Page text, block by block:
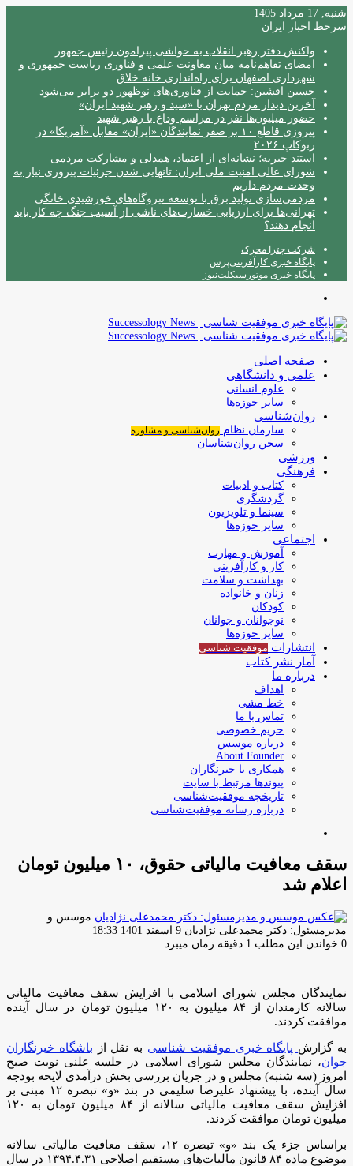
شنبه, 17 مرداد 1405
سرخط اخبار ایران
واکنش دفتر رهبر انقلاب به حواشی پیرامون رئیس جمهور
امضای تفاهم‌نامه میان معاونت علمی و فناوری ریاست جمهوری و
شهرداری اصفهان برای راه‌اندازی خانه خلاق
حسین افشین: حمایت از فناوری‌های نوظهور دو برابر می‌شود
آخرین دیدار مردم تهران با «سید و رهبر شهید ایران»
حضور میلیون‌ها نفر در مراسم وداع با رهبر شهید
پیروزی قاطع ۱۰ بر صفر نمایندگان «ایران» مقابل «آمریکا» در
ربوکاپ ۲۰۲۶
استند خیریه؛ نشانه‌ای از اعتماد، همدلی و مشارکت مردمی
شورای عالی امنیت ملی ایران: تانهایی شدن جزئیات پیروزی نیاز به
وحدت مردم داریم
مردمی‌سازی تولید برق با توسعه نیروگاه‌های خورشیدی خانگی
تهرانی‌ها برای ارزیابی خسارت‌های ناشی از آسیب جنگ چه کار باید
انجام دهند؟
شرکت چترا محرک
پایگاه خبری کارآفرینی‌پرس
پایگاه خبری موتورسیکلت‌نیوز
صفحه اصلی
علمی و دانشگاهی
علوم انسانی
سایر حوزه‌ها
روان‌شناسی
سازمان نظام روان‌شناسی و مشاوره
سخن روان‌شناسان
ورزشی
فرهنگی
کتاب و ادبیات
گردشگری
سینما و تلویزیون
سایر حوزه‌ها
اجتماعی
آموزش و مهارت
کار و کارآفرینی
بهداشت و سلامت
زنان و خانواده
کودکان
نوجوانان و جوانان
سایر حوزه‌ها
انتشارات موفقیت‌ شناسی
آمار نشر کتاب
درباره ما
اهداف
خط مشی
تماس با ما
حریم خصوصی
درباره موسس
About Founder
همکاری با خبرنگاران
پیوندها مرتبط با سایت
تاریخچه موفقیت‌شناسی
درباره رسانه موفقیت‌شناسی
سقف معافیت مالیاتی حقوق، ۱۰ میلیون تومان
اعلام شد
موسس و
مدیرمسئول: دکتر محمدعلی نژادیان ارسال
ایمیل
9 اسفند 1401 18:33
0 خواندن این مطلب 1 دقیقه زمان میبرد
نمایندگان مجلس شورای اسلامی با افزایش سقف معافیت مالیاتی
سالانه کارمندان از ۸۴ میلیون به ۱۲۰ میلیون تومان در سال آینده
موافقت کردند.
به گزارش پایگاه خبری موفقیت شناسی به نقل از باشگاه خبرنگاران
جوان، نمایندگان مجلس شورای اسلامی در جلسه علنی نوبت صبح
امروز (سه شنبه) مجلس و در جریان بررسی بخش درآمدی لایحه بودجه
سال آینده، با پیشنهاد علیرضا سلیمی در بند «و» تبصره ۱۲ مبنی بر
افزایش سقف معافیت مالیاتی سالانه از ۸۴ میلیون تومان به ۱۲۰
میلیون تومان موافقت کردند.
براساس جزء یک بند «و» تبصره ۱۲، سقف معافیت مالیاتی سالانه
موضوع ماده ۸۴ قانون مالیات‌های مستقیم اصلاحی ۱۳۹۴.۴.۳۱ در سال